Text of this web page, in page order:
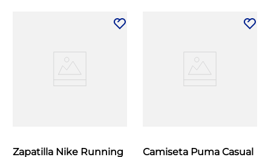
Zapatilla Nike Running
Camiseta Puma Casual